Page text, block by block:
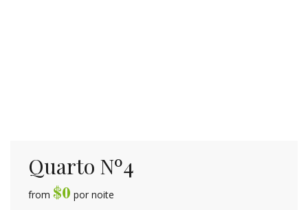
from $0 por noite
Quarto Nº4